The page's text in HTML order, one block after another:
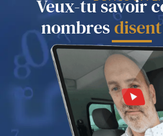
Veux-tu savoir
nombres